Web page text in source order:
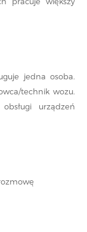
jedna osoba.
technik wozu.
urządzeń